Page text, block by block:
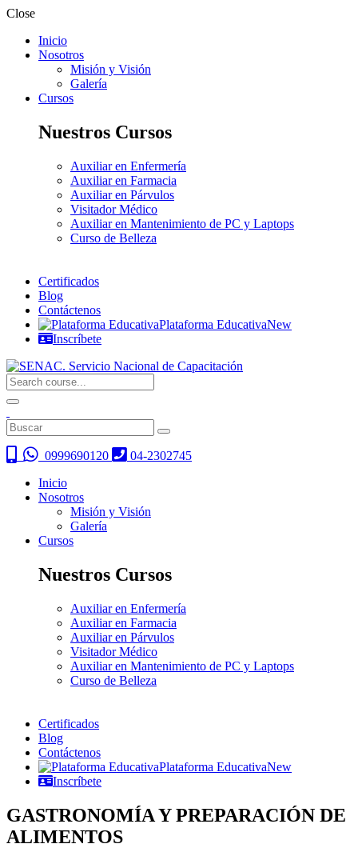
Close
Inicio
Nosotros
Misión y Visión
Galería
Cursos
Nuestros Cursos
Auxiliar en Enfermería
Auxiliar en Farmacia
Auxiliar en Párvulos
Visitador Médico
Auxiliar en Mantenimiento de PC y Laptops
Curso de Belleza
Certificados
Blog
Contáctenos
Plataforma EducativaNew
Inscríbete
0999690120
04-2302745
Inicio
Nosotros
Misión y Visión
Galería
Cursos
Nuestros Cursos
Auxiliar en Enfermería
Auxiliar en Farmacia
Auxiliar en Párvulos
Visitador Médico
Auxiliar en Mantenimiento de PC y Laptops
Curso de Belleza
Certificados
Blog
Contáctenos
Plataforma EducativaNew
Inscríbete
GASTRONOMÍA Y PREPARACIÓN DE
ALIMENTOS